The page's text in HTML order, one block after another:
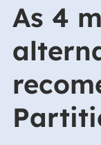
As 4